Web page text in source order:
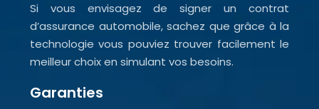
Si vous envisagez de signer un contrat
d’assurance automobile, sachez que grâce à la
technologie vous pouviez trouver facilement le
meilleur choix en simulant vos besoins.
Garanties